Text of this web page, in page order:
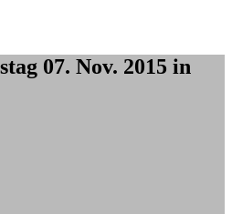
07. Nov. 2015 in